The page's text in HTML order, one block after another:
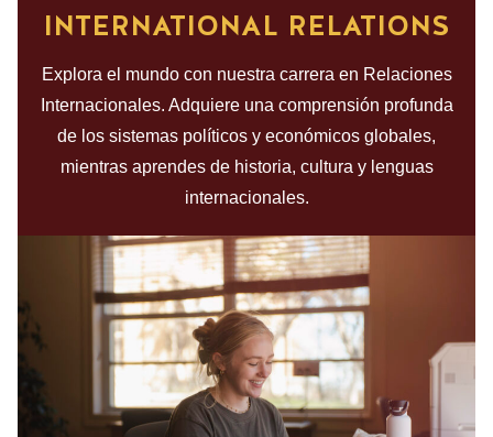
INTERNATIONAL RELATIONS
Explora el mundo con nuestra carrera en Relaciones
Internacionales. Adquiere una comprensión profunda
de los sistemas políticos y económicos globales,
mientras aprendes de historia, cultura y lenguas
internacionales.